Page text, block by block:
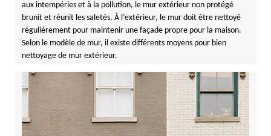
aux intempéries et à la pollution, le mur extérieur non protégé
brunit et réunit les saletés. À l’extérieur, le mur doit être nettoyé
régulièrement pour maintenir une façade propre pour la maison.
Selon le modèle de mur, il existe différents moyens pour bien
nettoyage de mur extérieur.